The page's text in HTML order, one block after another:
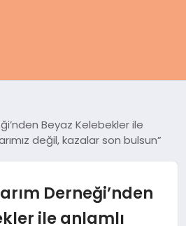
Beyaz Kelebekler ile
değil, kazalar son bulsun”
Derneği’nden
ile anlamlı